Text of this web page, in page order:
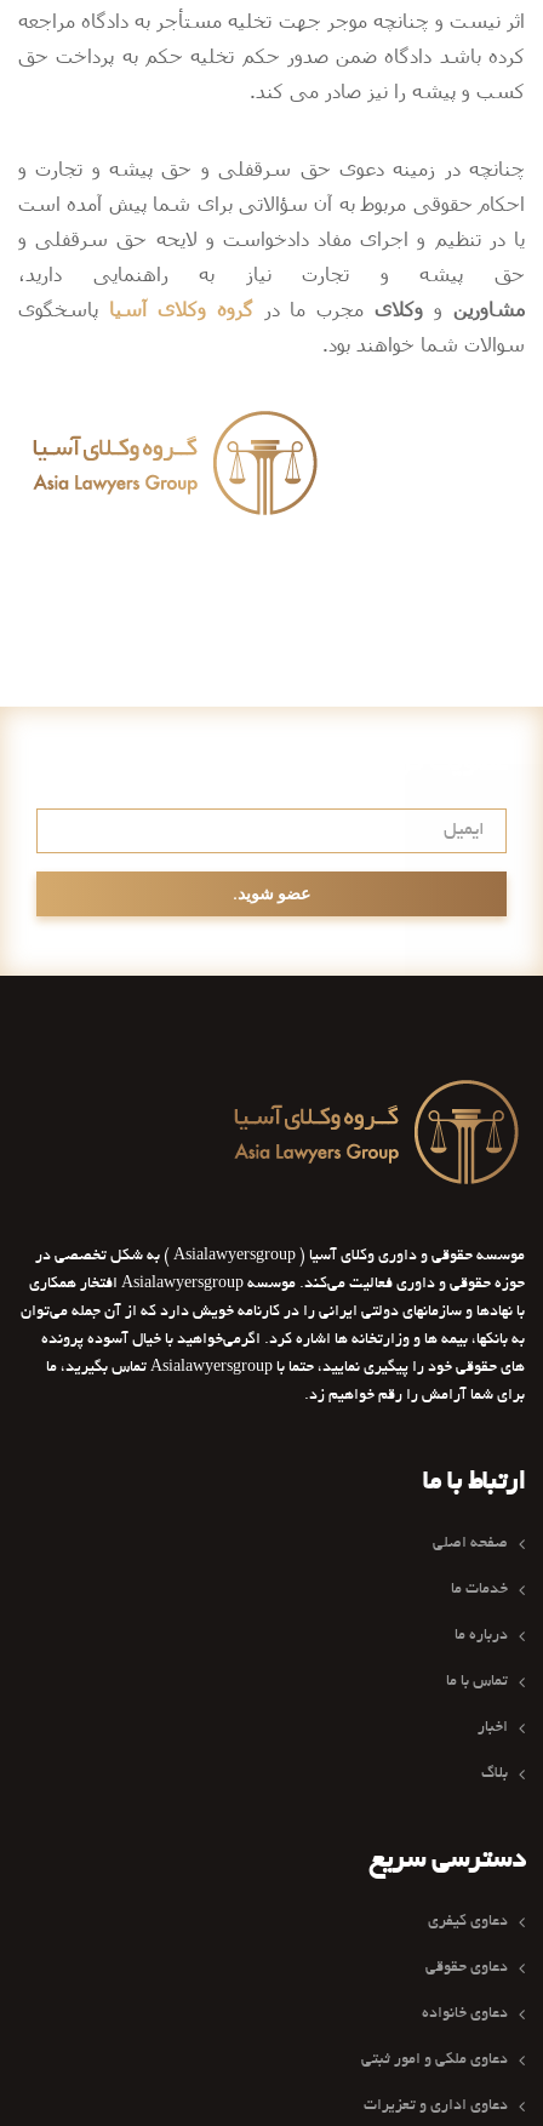
اثر نیست و چنانچه موجر جهت تخلیه مستأجر به دادگاه مراجعه
کرده باشد دادگاه ضمن صدور حکم تخلیه حکم به پرداخت حق
کسب و پیشه را نیز صادر می کند.
چنانچه در زمینه دعوی حق سرقفلی و حق پیشه و تجارت و
احکام حقوقی مربوط به آن سؤالاتی برای شما پیش آمده است
یا در تنظیم و اجرای مفاد دادخواست و لایحه حق سرقفلی و
حق پیشه و تجارت نیاز به راهنمایی دارید،
مشاورینو وکلایمجرب ما درگروه وکلای آسیا پاسخگوی
سوالات شما خواهند بود.
موسسه حقوقی و داوری وکلای آسیا ( Asialawyersgroup ) به شکل تخصصی در
حوزه حقوقی و داوری فعالیت می‌کند. موسسه Asialawyersgroup افتخار همکاری
با نهادها و سازمانهای دولتی ایرانی را در کارنامه خویش دارد که از آن جمله می‌توان
به بانکها، بیمه ها و وزارتخانه ها اشاره کرد. اگرمی‌خواهید با خیال آسوده پرونده
های حقوقی خود را پیگیری نمایید، حتما با Asialawyersgroup تماس بگیرید، ما
برای شما آرامش را رقم خواهیم زد.
ارتباط با ما
صفحه اصلی
خدمات ما
درباره ما
تماس با ما
اخبار
بلاگ
دسترسی سریع
دعاوی کیفری
دعاوی حقوقی
دعاوی خانواده
دعاوی ملکی و امور ثبتی
دعاوی اداری و تعزیرات